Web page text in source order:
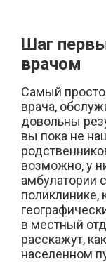
Шаг
врачом
Самый
врача,
довольны
вы пока не
возможно, у
амбулатории
поликлинике,
в местный
расскажут,
населенном